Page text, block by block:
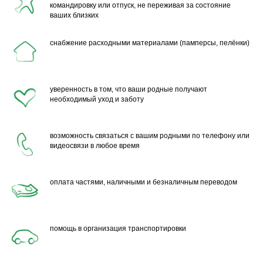
командировку или отпуск, не переживая за состояние
ваших близких
снабжение расходными материалами (памперсы, пелёнки)
уверенность в том, что ваши родные получают
необходимый уход и заботу
возможность связаться с вашим родными по телефону или
видеосвязи в любое время
оплата частями, наличными и безналичным переводом
помощь в организация транспортировки